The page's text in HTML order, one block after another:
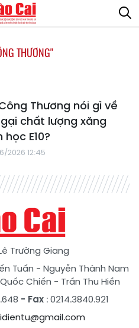
THƯƠNG"
Thương nói gì về
chất lượng xăng
học E10?
2026 12:45
Trường Giang
Tuấn - Nguyễn Thành Nam
Chiến - Trần Thu Hiền
- Fax : 0214.3840.921